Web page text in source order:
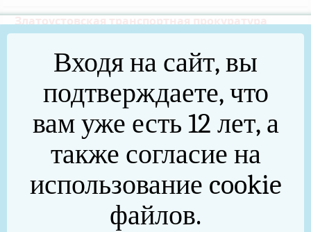
Златоустовская транспортная прокуратура
Реальные дела (архив)
Национальные проекты
75 лет Победы в Великой Отечественной войне
(архив)
Новости прокуратуры
Входя на сайт, вы
подтверждаете, что
вам уже есть 12 лет, а
также согласие на
использование cookie
файлов.